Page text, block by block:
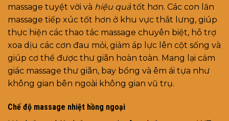
massage tuyệt vời và hiệu quảtốt hơn. Các con lăn
massage tiếp xúc tốt hơn ở khu vực thắt lưng, giúp
thực hiện các thao tác massage chuyên biệt, hỗ trợ
xoa dịu các cơn đau mỏi, giảm áp lực lên cột sống và
giúp cơ thể được thư giãn hoàn toàn. Mang lại cảm
giác massage thư giãn, bay bổng và êm ái tựa như
không gian bên ngoài không gian vũ trụ.
Chế độ massage nhiệt hồng ngoại